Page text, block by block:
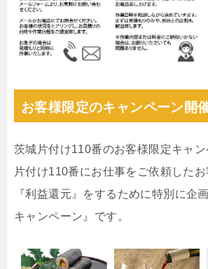
お客様限定のキャンペーン開
茨城片付け110番のお客様限定キャ
片付け110番にお仕事をご依頼したお
『利益還元』をするために特別に企
キャンペーン』です。